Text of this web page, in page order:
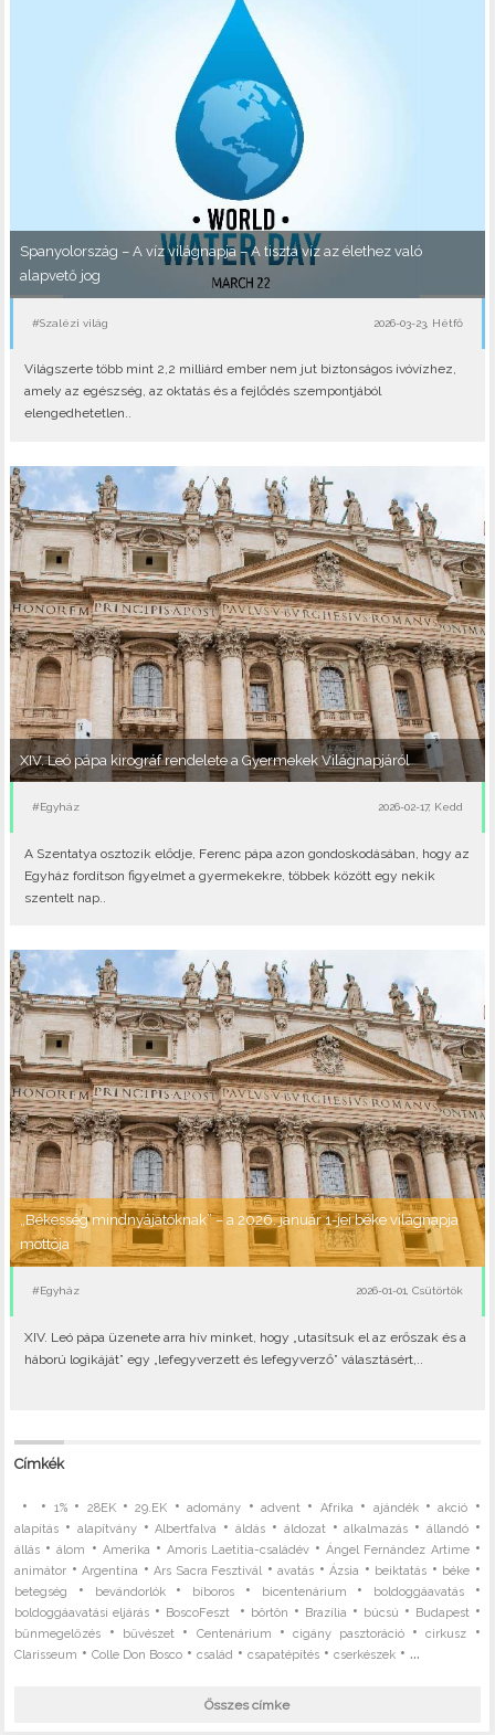
Spanyolország – A víz világnapja – A tiszta víz az élethez való
alapvető jog
#Szalézi világ 2026-03-23, Hétfő
Világszerte több mint 2,2 milliárd ember nem jut biztonságos ivóvízhez,
amely az egészség, az oktatás és a fejlődés szempontjából
elengedhetetlen..
XIV. Leó pápa kirográf rendelete a Gyermekek Világnapjáról
#Egyház 2026-02-17, Kedd
A Szentatya osztozik elődje, Ferenc pápa azon gondoskodásában, hogy az
Egyház fordítson figyelmet a gyermekekre, többek között egy nekik
szentelt nap..
„Békesség mindnyájatoknak” – a 2026. január 1-jei béke világnapja
mottója
#Egyház 2026-01-01, Csütörtök
XIV. Leó pápa üzenete arra hív minket, hogy „utasítsuk el az erőszak és a
háború logikáját” egy „lefegyverzett és lefegyverző” választásért,..
Címkék
• • 1%• 28EK•29.EK •adomány •advent • Afrika • ajándék•akció •
alapítás • alapítvány•Albertfalva •áldás • áldozat •alkalmazás • állandó•
állás •álom • Amerika • Amoris Laetitia-családév •Ángel Fernández Artime•
animátor •Argentína •Ars Sacra Fesztivál •avatás •Ázsia • beiktatás • béke •
betegség • bevándorlók• bíboros • bicentenárium • boldoggáavatás•
boldoggáavatási eljárás • BoscoFeszt • börtön • Brazília • búcsú • Budapest •
bűnmegelőzés • bűvészet • Centenárium •cigány pasztoráció•cirkusz •
Clarisseum •Colle Don Bosco •család •csapatépítés •cserkészek • ...
Összes címke